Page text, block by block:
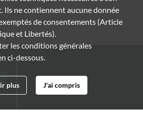
Ils ne contiennent aucune donnée
de consentements (Article
et Libertés).
les conditions générales
ci-dessous.
plus J'ai compris